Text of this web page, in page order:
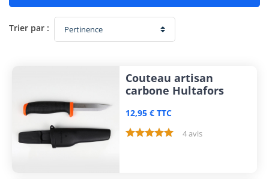
Trier par :
Couteau artisan
carbone Hultafors
12,95 € TTC
4 avis